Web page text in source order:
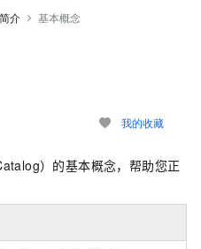
介 基本概念
我的收藏
）的基本概念，帮助您正